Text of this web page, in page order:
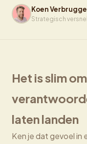
Koen Verbrugge
Strategisch
Het is slim
laten landen
Ken je dat gevoel in